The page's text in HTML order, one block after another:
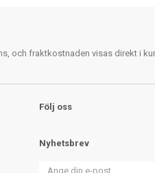
och fraktkostnaden visas direkt i
Följ oss
Nyhetsbrev